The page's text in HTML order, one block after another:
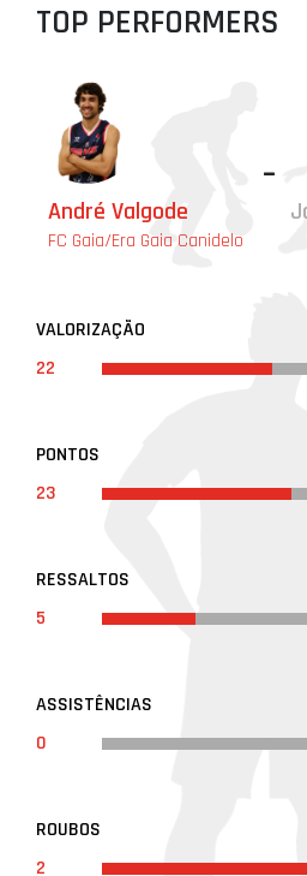
TOP PERFORMERS
André Valgode
FC Gaia/Era Gaia Canidelo
-
VALORIZAÇÃO
22
PONTOS
23
RESSALTOS
5
ASSISTÊNCIAS
0
ROUBOS
2